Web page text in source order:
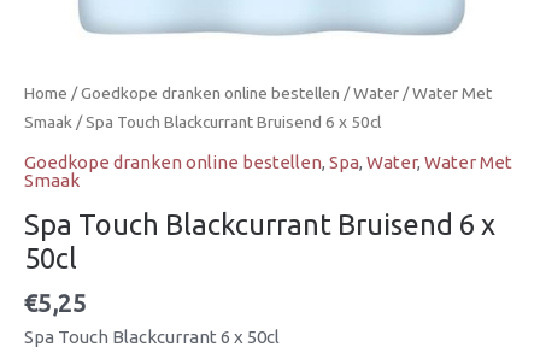
Home /Goedkope dranken online bestellen /Water /Water Met
Smaak / Spa Touch Blackcurrant Bruisend 6 x 50cl
Goedkope dranken online bestellen, Spa, Water, Water Met
Smaak
Spa Touch Blackcurrant Bruisend 6 x
50cl
€5,25
Spa Touch Blackcurrant 6 x 50cl